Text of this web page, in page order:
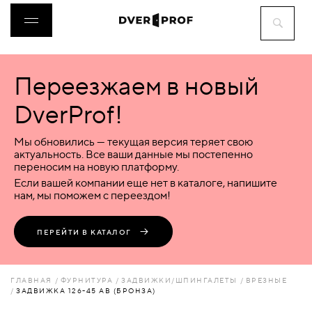
ДВЕРИ
ФУРНИТУРА
ВОРОТА
ПЕРЕГОРОДКИ
Переезжаем в новый
DverProf!
Мы обновились — текущая версия теряет свою
актуальность. Все ваши данные мы постепенно
переносим на новую платформу.
Если вашей компании еще нет в каталоге, напишите
нам, мы поможем с переездом!
ПЕРЕЙТИ В КАТАЛОГ
ГЛАВНАЯ ФУРНИТУРА ЗАДВИЖКИ/ШПИНГАЛЕТЫ
ВРЕЗНЫЕ
ЗАДВИЖКА 126-45 АВ (БРОНЗА)